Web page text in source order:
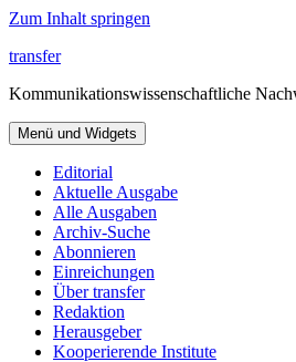
Zum Inhalt springen
transfer
Kommunikationswissenschaftliche
Menü und Widgets
Editorial
Aktuelle Ausgabe
Alle Ausgaben
Archiv-Suche
Abonnieren
Einreichungen
Über transfer
Redaktion
Herausgeber
Kooperierende Institute